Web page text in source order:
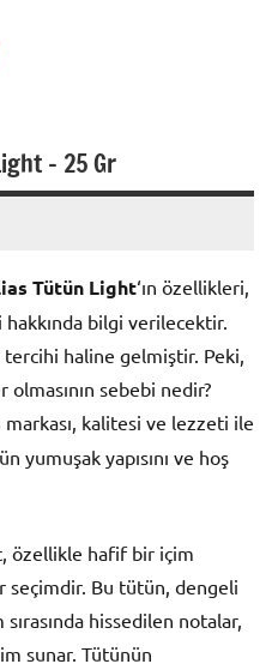
– 25 Gr
Tütün Light‘ın özellikleri,
hakkında bilgi verilecektir.
tercihi haline gelmiştir. Peki,
sebebi nedir?
markası, kalitesi ve lezzeti ile
yumuşak yapısını ve hoş
özellikle hafif bir içim
seçimdir. Bu tütün, dengeli
hissedilen notalar,
sunar. Tütünün